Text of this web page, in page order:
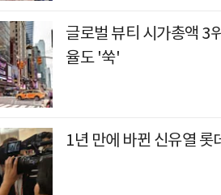
글로벌 뷰티 시가총액 3
율도 '쑥'
1년 만에 바뀐 신유열